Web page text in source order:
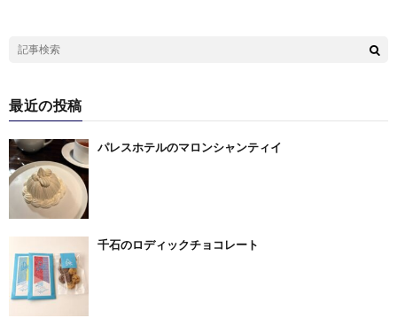
最近の投稿
パレスホテルのマロンシャンティイ
千石のロディックチョコレート